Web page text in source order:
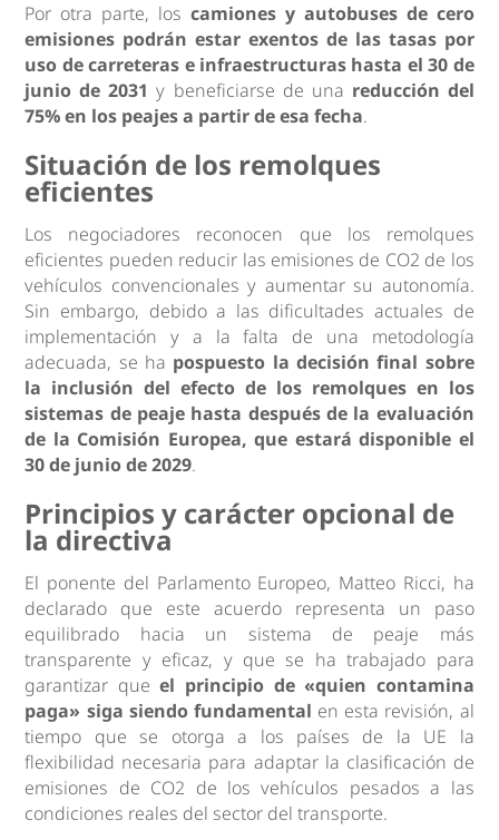
Por otra parte, los camiones y autobuses de cero
emisiones podrán estar exentos de las tasas por
uso de carreteras e infraestructuras hasta el 30 de
junio de 2031 y beneficiarse de una reducción del
75% en los peajes a partir de esa fecha.
Situación de los remolques
eficientes
Los negociadores reconocen que los remolques
eficientes pueden reducir las emisiones de CO2 de los
vehículos convencionales y aumentar su autonomía.
Sin embargo, debido a las dificultades actuales de
implementación y a la falta de una metodología
adecuada, se ha pospuesto la decisión final sobre
la inclusión del efecto de los remolques en los
sistemas de peaje hasta después de la evaluación
de la Comisión Europea, que estará disponible el
30 de junio de 2029.
Principios y carácter opcional de
la directiva
El ponente del Parlamento Europeo, Matteo Ricci, ha
declarado que este acuerdo representa un paso
equilibrado hacia un sistema de peaje más
transparente y eficaz, y que se ha trabajado para
garantizar queel principio de «quien contamina
paga» siga siendo fundamental en esta revisión, al
tiempo que se otorga a los países de la UE la
flexibilidad necesaria para adaptar la clasificación de
emisiones de CO2 de los vehículos pesados a las
condiciones reales del sector del transporte.